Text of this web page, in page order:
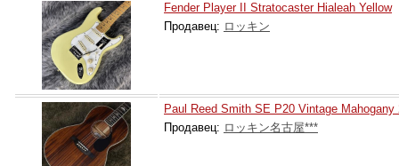
Fender Player II Stratocaster Hialeah Yellow
Продавец: ロッキン
Paul Reed Smith SE P20 Vintage Mahogany
Продавец: ロッキン名古屋***